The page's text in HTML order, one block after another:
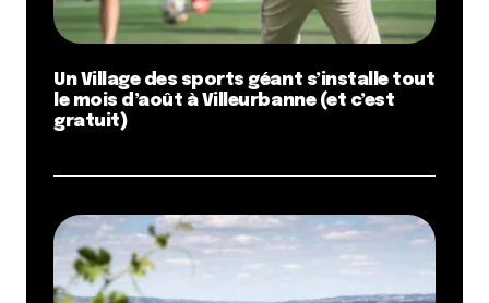
Un Village des sports géant s’installe tout
le mois d’août à Villeurbanne (et c’est
gratuit)